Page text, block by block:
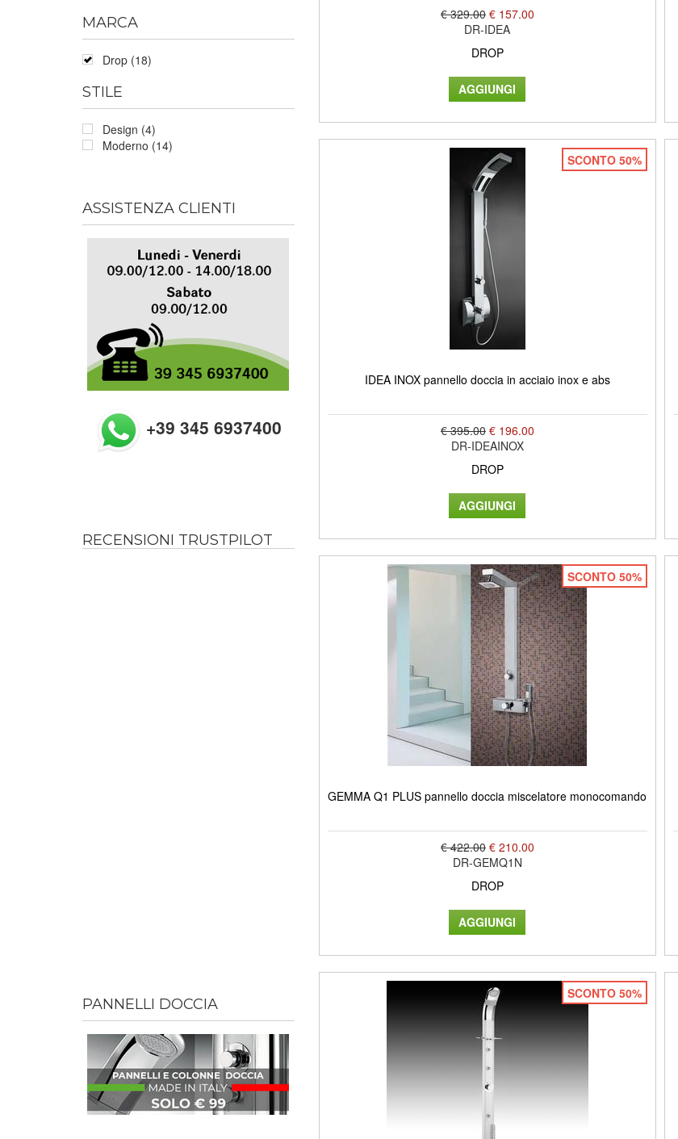
MARCA
Drop (18)
STILE
Design (4)
Moderno (14)
ASSISTENZA CLIENTI
+39 345 6937400
RECENSIONI TRUSTPILOT
PANNELLI DOCCIA
€ 329.00 € 157.00
DR-IDEA
DROP
SCONTO 50%
IDEA INOX pannello doccia in acciaio inox e abs
€ 395.00 € 196.00
DR-IDEAINOX
DROP
SCONTO 50%
GEMMA Q1 PLUS pannello doccia miscelatore monocomando
€ 422.00 € 210.00
DR-GEMQ1N
DROP
SCONTO 50%